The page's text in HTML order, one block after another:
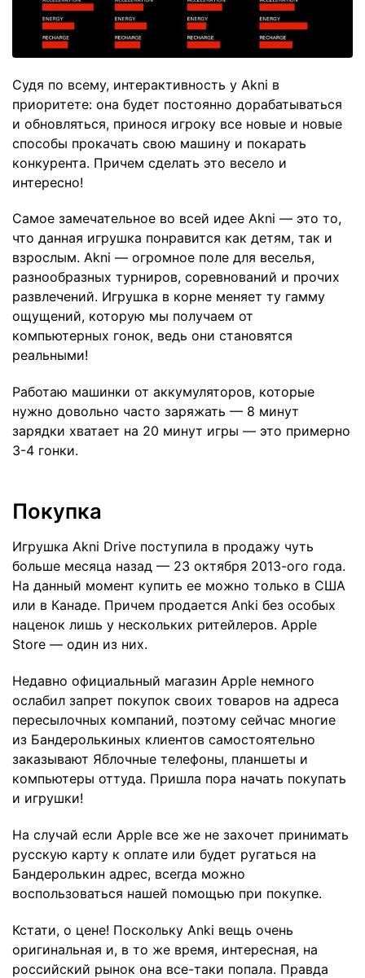
Судя по всему, интерактивность у Akni в
приоритете: она будет постоянно дорабатываться
и обновляться, принося игроку все новые и новые
способы прокачать свою машину и покарать
конкурента. Причем сделать это весело и
интересно!
Самое замечательное во всей идее Akni — это то,
что данная игрушка понравится как детям, так и
взрослым. Akni — огромное поле для веселья,
разнообразных турниров, соревнований и прочих
развлечений. Игрушка в корне меняет ту гамму
ощущений, которую мы получаем от
компьютерных гонок, ведь они становятся
реальными!
Работаю машинки от аккумуляторов, которые
нужно довольно часто заряжать — 8 минут
зарядки хватает на 20 минут игры — это примерно
3-4 гонки.
Покупка
Игрушка Akni Drive поступила в продажу чуть
больше месяца назад — 23 октября 2013-ого года.
На данный момент купить ее можно только в США
или в Канаде. Причем продается Anki без особых
наценок лишь у нескольких ритейлеров. Apple
Store — один из них.
Недавно официальный магазин Apple немного
ослабил запрет покупок своих товаров на адреса
пересылочных компаний, поэтому сейчас многие
из Бандеролькиных клиентов самостоятельно
заказывают Яблочные телефоны, планшеты и
компьютеры оттуда. Пришла пора начать покупать
и игрушки!
На случай если Apple все же не захочет принимать
русскую карту к оплате или будет ругаться на
Бандеролькин адрес, всегда можно
воспользоваться нашей помощью при покупке.
Кстати, о цене! Поскольку Anki вещь очень
оригинальная и, в то же время, интересная, на
российский рынок она все-таки попала. Правда